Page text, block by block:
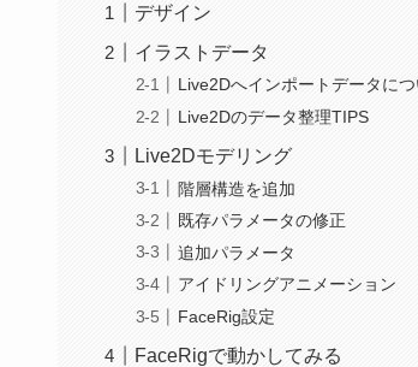
デザイン
イラストデータ
Live2Dへインポートデータに
Live2Dのデータ整理TIPS
Live2Dモデリング
階層構造を追加
既存パラメータの修正
追加パラメータ
アイドリングアニメーション
FaceRig設定
FaceRigで動かしてみる